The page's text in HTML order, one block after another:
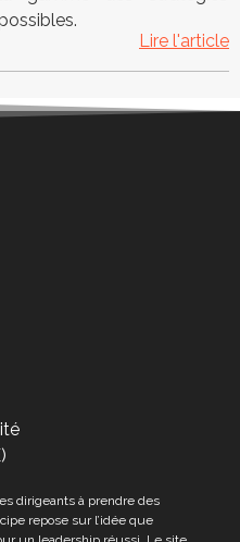
Lire l'article
dirigeants à prendre des
repose sur l’idée que